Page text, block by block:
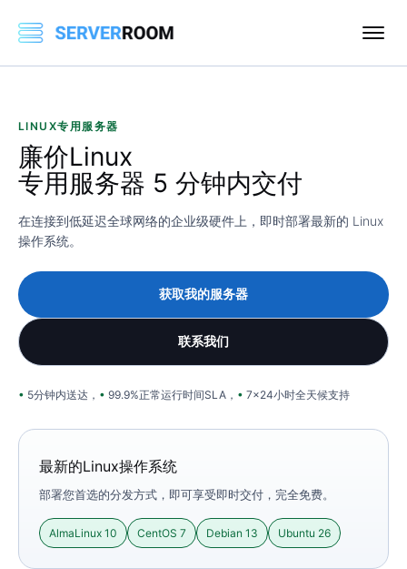
LINUX专用服务器
廉价Linux
专用服务器 5 分钟内交付
在连接到低延迟全球网络的企业级硬件上，即时部署最新的 Linux
操作系统。
获取我的服务器
联系我们
5分钟内送达， 99.9%正常运行时间SLA， 7x24小时全天候支持
最新的Linux操作系统
部署您首选的分发方式，即可享受即时交付，完全免费。
AlmaLinux 10 CentOS 7 Debian 13 Ubuntu 26